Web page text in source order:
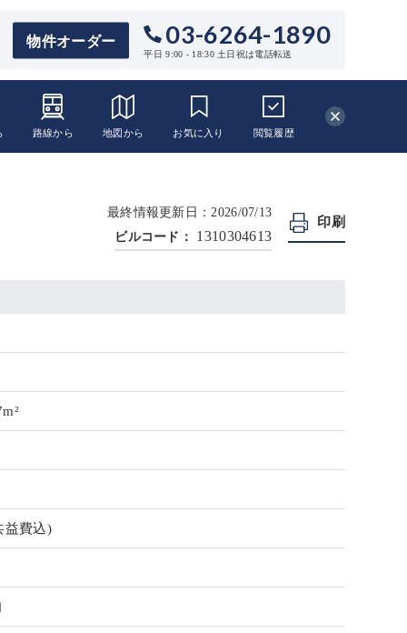
物件オーダー 03-6264-1890
平日 9:00 - 18:30 土日祝は電話転送
路線から 地図から お気に入り 閲覧履歴
最終情報更新日：2026/07/13
ビルコード：
1310304613
印刷
益費込)